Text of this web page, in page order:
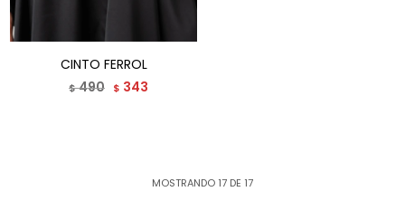
CINTO FERROL
$490 $ 343
MOSTRANDO 17 DE 17